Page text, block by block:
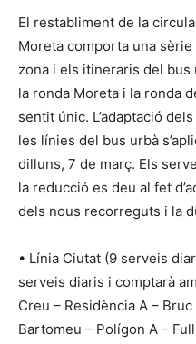
El restabliment de la
Moreta comporta una
zona i els itineraris del bus
la ronda Moreta i la ronda
sentit únic. L’adaptació
les línies del bus urbà
dilluns, 7 de març. Els
la reducció es deu al fet
dels nous recorreguts i la
• Línia Ciutat (9 serveis
serveis diaris i comptarà
Creu – Residència A – Bruc
Bartomeu – Polígon A –